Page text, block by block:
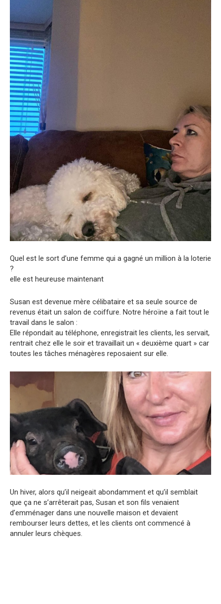
Quel est le sort d’une femme qui a gagné un million à la loterie
?
elle est heureuse maintenant
Susan est devenue mère célibataire et sa seule source de
revenus était un salon de coiffure. Notre héroïne a fait tout le
travail dans le salon :
Elle répondait au téléphone, enregistrait les clients, les servait,
rentrait chez elle le soir et travaillait un « deuxième quart » car
toutes les tâches ménagères reposaient sur elle.
Un hiver, alors qu’il neigeait abondamment et qu’il semblait
que ça ne s’arrêterait pas, Susan et son fils venaient
d’emménager dans une nouvelle maison et devaient
rembourser leurs dettes, et les clients ont commencé à
annuler leurs chèques.